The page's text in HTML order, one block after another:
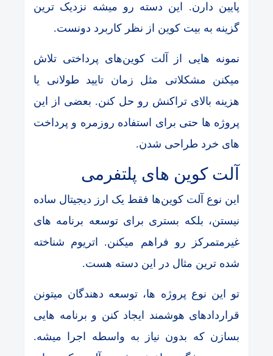
پایین دارن. این دسته رو میشه نزدیک ترین
گزینه به بیت کوین از نظر کاربرد دونست.
نمونه هایی از آلت کوین‌های پرداختی تلاش
میکنن مشکلاتی مثل زمان تایید طولانی یا
هزینه بالای تراکنش رو حل کنن. بعضی از این
پروژه ها حتی برای استفاده روزمره و پرداخت
های خرد طراحی شدن.
آلت کوین های پلتفرمی
این نوع آلت کوین‌ها فقط یک ارز دیجیتال ساده
نیستن، بلکه بستری برای توسعه برنامه های
غیرمتمرکز رو فراهم میکنن. اتریوم شناخته
شده ترین مثال در این دسته هست.
تو این نوع پروژه ها، توسعه دهندگان میتونن
قراردادهای هوشمند ایجاد کنن و برنامه هایی
بسازن که بدون نیاز به واسطه اجرا میشه.